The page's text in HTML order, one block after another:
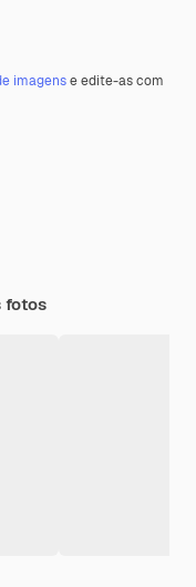
imagense edite-as com
fotos